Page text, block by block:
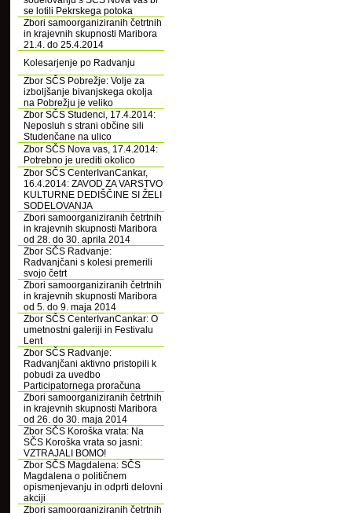
se lotili Pekrskega potoka
Zbori samoorganiziranih četrtnih
in krajevnih skupnosti Maribora
21.4. do 25.4.2014
Kolesarjenje po Radvanju
Zbor SČS Pobrežje: Volje za
izboljšanje bivanjskega okolja
na Pobrežju je veliko
Zbor SČS Studenci, 17.4.2014:
Neposluh s strani občine sili
Studenčane na ulico
Zbor SČS Nova vas, 17.4.2014:
Potrebno je urediti okolico
Zbor SČS CenterIvanCankar,
16.4.2014: ZAVOD ZA VARSTVO
KULTURNE DEDIŠČINE SI ŽELI
SODELOVANJA
Zbori samoorganiziranih četrtnih
in krajevnih skupnosti Maribora
od 28. do 30. aprila 2014
Zbor SČS Radvanje:
Radvanjčani s kolesi premerili
svojo četrt
Zbori samoorganiziranih četrtnih
in krajevnih skupnosti Maribora
od 5. do 9. maja 2014
Zbor SČS CenterIvanCankar: O
umetnostni galeriji in Festivalu
Lent
Zbor SČS Radvanje:
Radvanjčani aktivno pristopili k
pobudi za uvedbo
Participatornega proračuna
Zbori samoorganiziranih četrtnih
in krajevnih skupnosti Maribora
od 26. do 30. maja 2014
Zbor SČS Koroška vrata: Na
SČS Koroška vrata so jasni:
VZTRAJALI BOMO!
Zbor SČS Magdalena: SČS
Magdalena o političnem
opismenjevanju in odprti delovni
akciji
Zbori samoorganiziranih četrtnih